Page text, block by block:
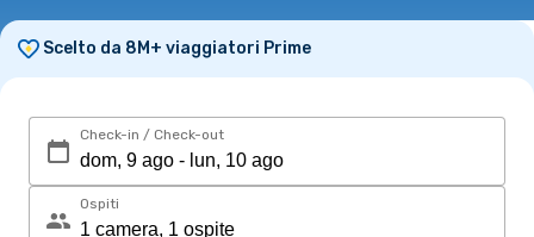
Scelto da 8M+ viaggiatori Prime
Check-in / Check-out
Ospiti